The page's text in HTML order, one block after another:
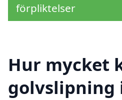
förpliktelser
Hur mycket
golvslipning